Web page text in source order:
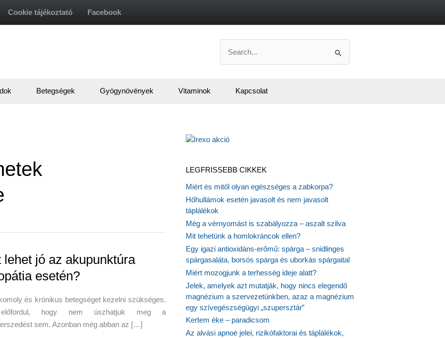
Cookie tájékoztató Facebook
for:
Betegségek Gyógynövények Vitaminok Kapcsolat
lehet jó az akupunktúra
esetén?
és krónikus betegséget kezelni szükséges.
hogy nem úszhatjuk meg a
sem. Azonban még abban az […]
LEGFRISSEBB CIKKEK
Miért és mitől olyan egészséges a zabkorpa?
Hőhullámok esetén javasolt és nem javasolt
táplálékok
Még a vérnyomást is szabályozza – aszalt szilva
Mit tehetünk a homlokráncok ellen?
Egy igazi antioxidáns-erőmű: spárga – snidlinges
spárgasaláta, borsós spárga és uborkás spárgaital
Miért mozogjunk a terhesség ideje alatt?
Jelek, amelyek azt mutatják, hogy nincs elegendő
magnézium a szervezetünkben, azaz a magnézium
egy szívegészségügyi „szupersztár”
Kertem éke – paradicsom
Az alvási apnoé jelei, rizikófaktorai és táplálékok,